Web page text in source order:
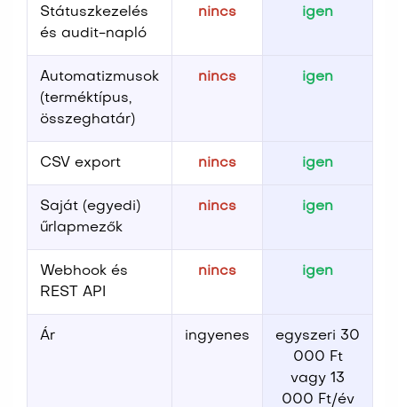
Státuszkezelés
és audit-napló
nincs igen
Automatizmusok
(terméktípus,
összeghatár)
nincs igen
CSV export nincs igen
Saját (egyedi)
űrlapmezők
nincs igen
Webhook és
REST API
nincs igen
Ár ingyenes
egyszeri 30
000 Ft
vagy 13
000 Ft/év